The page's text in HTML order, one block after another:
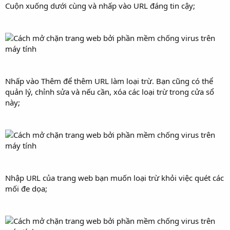
Cuộn xuống dưới cùng và nhấp vào URL đáng tin cậy;
Nhấp vào Thêm để thêm URL làm loại trừ. Bạn cũng có thể
quản lý, chỉnh sửa và nếu cần, xóa các loại trừ trong cửa sổ
này;
Nhập URL của trang web bạn muốn loại trừ khỏi việc quét các
mối đe dọa;